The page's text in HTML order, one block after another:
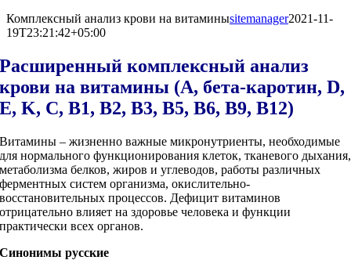
Комплексный анализ крови на витаминыsitemanager2021-11-
19T23:21:42+05:00
Расширенный комплексный анализ
крови на витамины (A, бета-каротин, D,
E, K, C, B1, B2, B3, B5, B6, B9, B12)
Витамины – жизненно важные микронутриенты, необходимые
для нормального функционирования клеток, тканевого дыхания,
метаболизма белков, жиров и углеводов, работы различных
ферментных систем организма, окислительно-
восстановительных процессов. Дефицит витаминов
отрицательно влияет на здоровье человека и функции
практически всех органов.
Синонимы русские